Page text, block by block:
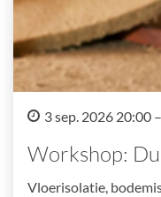
3 sep. 2026 20:00
Workshop:
Vloerisolatie,